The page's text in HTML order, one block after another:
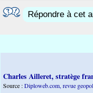
Répondre à cet
Charles Ailleret, stratège
Source :Diploweb.com, revue